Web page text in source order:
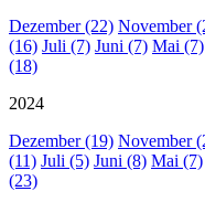
Dezember (22) November
(16) Juli (7) Juni (7) Mai (7)
(18)
2024
Dezember (19) November
(11) Juli (5) Juni (8) Mai (7)
(23)